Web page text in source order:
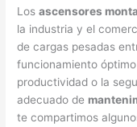
Losascensores
la industria y el
de cargas pesadas
funcionamiento
productividad o la
adecuado de
te compartimos